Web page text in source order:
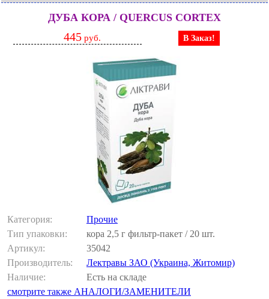
ДУБА КОРА / QUERCUS CORTEX
445 руб. В Заказ!
Категория:
Прочие
Тип упаковки:
кора 2,5 г фильтр-пакет / 20 шт.
Артикул:
35042
Производитель:
Лектравы ЗАО (Украина, Житомир)
Наличие:
Есть на складе
смотрите также АНАЛОГИ/ЗАМЕНИТЕЛИ